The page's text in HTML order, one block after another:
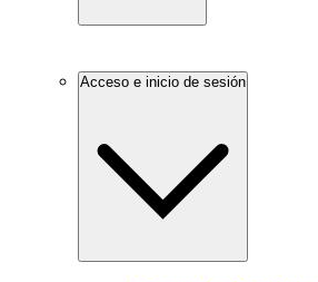
Acceso e inicio de sesión